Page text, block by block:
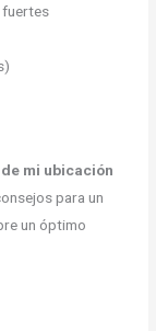
fuertes
mi ubicación
para un
un óptimo